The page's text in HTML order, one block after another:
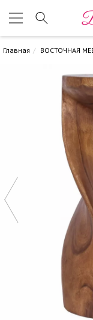
Главная ВОСТОЧНАЯ